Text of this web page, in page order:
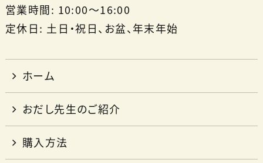
営業時間: 10:00〜16:00
定休日: 土日・祝日、お盆、年末年始
ホーム
おだし先生のご紹介
購入方法